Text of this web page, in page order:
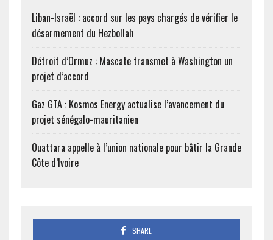
Liban-Israël : accord sur les pays chargés de vérifier le
désarmement du Hezbollah
Détroit d’Ormuz : Mascate transmet à Washington un
projet d’accord
Gaz GTA : Kosmos Energy actualise l’avancement du
projet sénégalo-mauritanien
Ouattara appelle à l’union nationale pour bâtir la Grande
Côte d’Ivoire
SHARE